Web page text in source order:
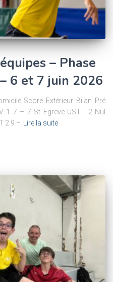
– Phase
6 et 7 juin 2026
Score Extérieur Bilan Pré
1 7 – 7 St Egreve USTT 2 Nul
2 9 –
Lire la suite